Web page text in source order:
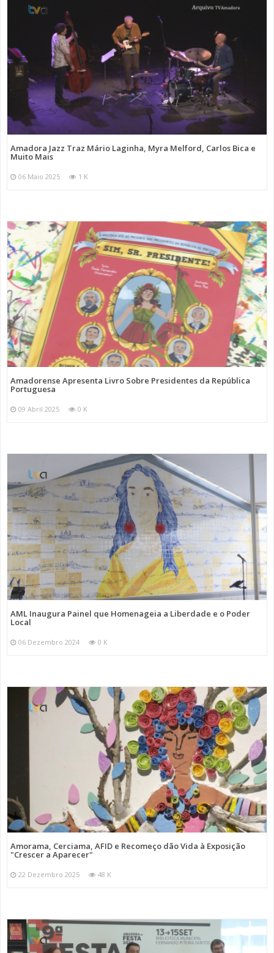
Amadora Jazz Traz Mário Laginha, Myra Melford, Carlos Bica e
Muito Mais
06 Maio 2025 1 K
Amadorense Apresenta Livro Sobre Presidentes da República
Portuguesa
09 Abril 2025 0 K
AML Inaugura Painel que Homenageia a Liberdade e o Poder
Local
06 Dezembro 2024 0 K
Amorama, Cerciama, AFID e Recomeço dão Vida à Exposição
"Crescer a Aparecer"
22 Dezembro 2025 48 K